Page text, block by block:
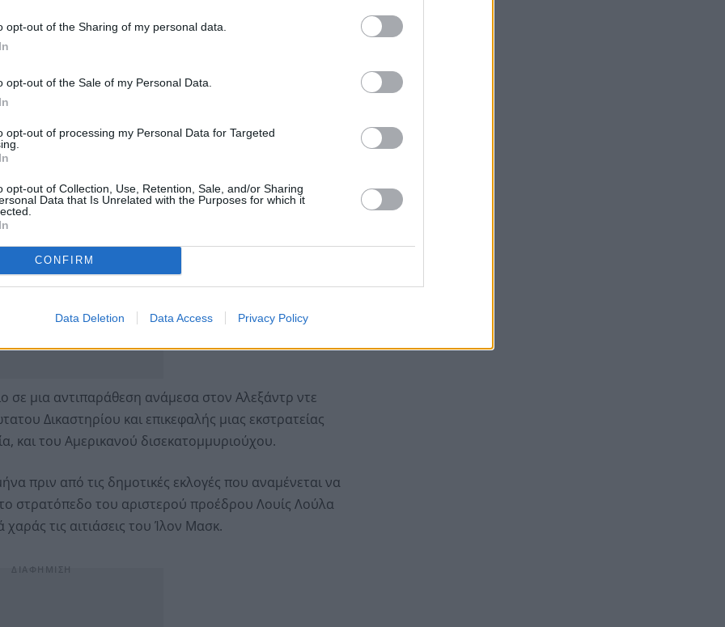
opt-out of the Sharing of my personal data.
opt-out of the Sale of my Personal Data.
opt-out of processing my Personal Data for Targeted
opt-out of Collection, Use, Retention, Sale, and/or Sharing
Data that Is Unrelated with the Purposes for which it
CONFIRM
Data Deletion Data Access Privacy Policy
χθες, Παρασκευή, έπειτα από πολύμηνο «μπρα ντε
την οργή του Ίλον Μασκ.
της δημοκρατίας και, στη Βραζιλία, ένας μη
για πολιτικούς λόγους», τόνισε.
σε μια αντιπαράθεση ανάμεσα στον Αλεξάντρ ντε
Δικαστηρίου και επικεφαλής μιας εκστρατείας
και του Αμερικανού δισεκατομμυριούχου.
πριν από τις δημοτικές εκλογές που αναμένεται να
στρατόπεδο του αριστερού προέδρου Λουίς Λούλα
τις αιτιάσεις του Ίλον Μασκ.